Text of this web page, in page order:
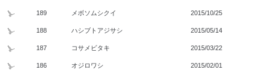
189 メボソムシクイ 2015/10/25
188 ハシブトアジサシ 2015/05/14
187 コサメビタキ 2015/03/22
186 オジロワシ 2015/02/01